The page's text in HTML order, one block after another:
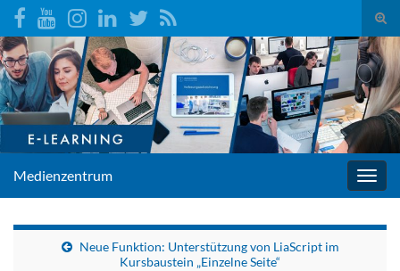
Search for:
Medienzentrum
Neue Funktion: Unterstützung von LiaScript im
Kursbaustein „Einzelne Seite“